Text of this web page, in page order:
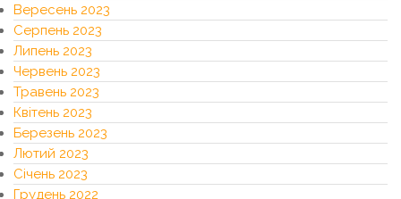
Вересень 2023
Серпень 2023
Липень 2023
Червень 2023
Травень 2023
Квітень 2023
Березень 2023
Лютий 2023
Січень 2023
Грудень 2022